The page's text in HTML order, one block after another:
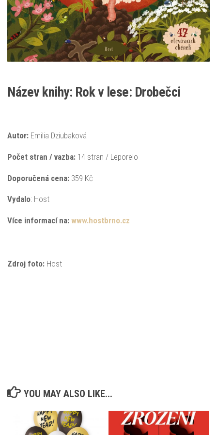
Název knihy: Rok v lese: Drobečci
Autor: Emilia Dziubaková
Počet stran / vazba: 14 stran / Leporelo
Doporučená cena: 359 Kč
Vydalo: Host
Více informací na: www.hostbrno.cz
Zdroj foto: Host
YOU MAY ALSO LIKE...